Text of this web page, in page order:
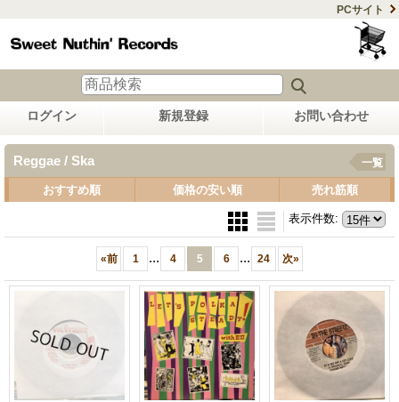
PCサイト
ログイン 新規登録 お問い合わせ
Reggae / Ska 一覧
おすすめ順 価格の安い順 売れ筋順
表示件数:
«前 1 ... 4 5 6 ... 24 次»